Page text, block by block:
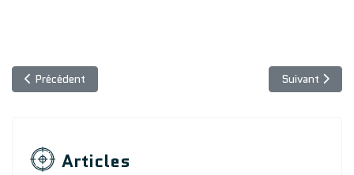
Article précédent : Les éléments de la cartouche : les projectiles
Précédent Article
Suivant
Articles